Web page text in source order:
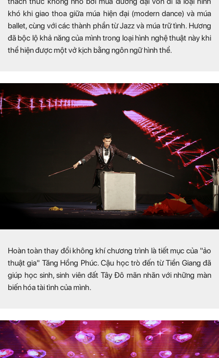
khó khi giao thoa giữa múa hiện đại (modern dance) và múa
ballet, cùng với các thành phần từ Jazz và múa trữ tình. Hương
đã bộc lộ khả năng của mình trong loại hình nghệ thuật này khi
thể hiện được một vở kịch bằng ngôn ngữ hình thể.
Hoàn toàn thay đổi không khí chương trình là tiết mục của "ảo
thuật gia" Tăng Hồng Phúc. Cậu học trò đến từ Tiền Giang đã
giúp học sinh, sinh viên đất Tây Đô mãn nhãn với những màn
biến hóa tài tình của mình.